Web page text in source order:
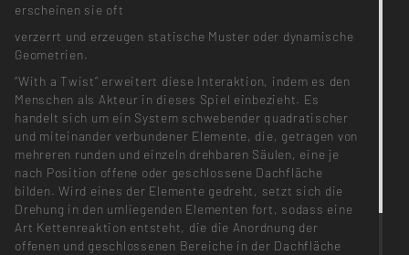
erscheinen sie oft
verzerrt und erzeugen statische Muster oder dynamische
Geometrien.
“With a Twist” erweitert diese Interaktion, indem es den
Menschen als Akteur in dieses Spiel einbezieht. Es
handelt sich um ein System schwebender quadratischer
und miteinander verbundener Elemente, die, getragen von
mehreren runden und einzeln drehbaren Säulen, eine je
nach Position offene oder geschlossene Dachfläche
bilden. Wird eines der Elemente gedreht, setzt sich die
Drehung in den umliegenden Elementen fort, sodass eine
Art Kettenreaktion entsteht, die die Anordnung der
offenen und geschlossenen Bereiche in der Dachfläche